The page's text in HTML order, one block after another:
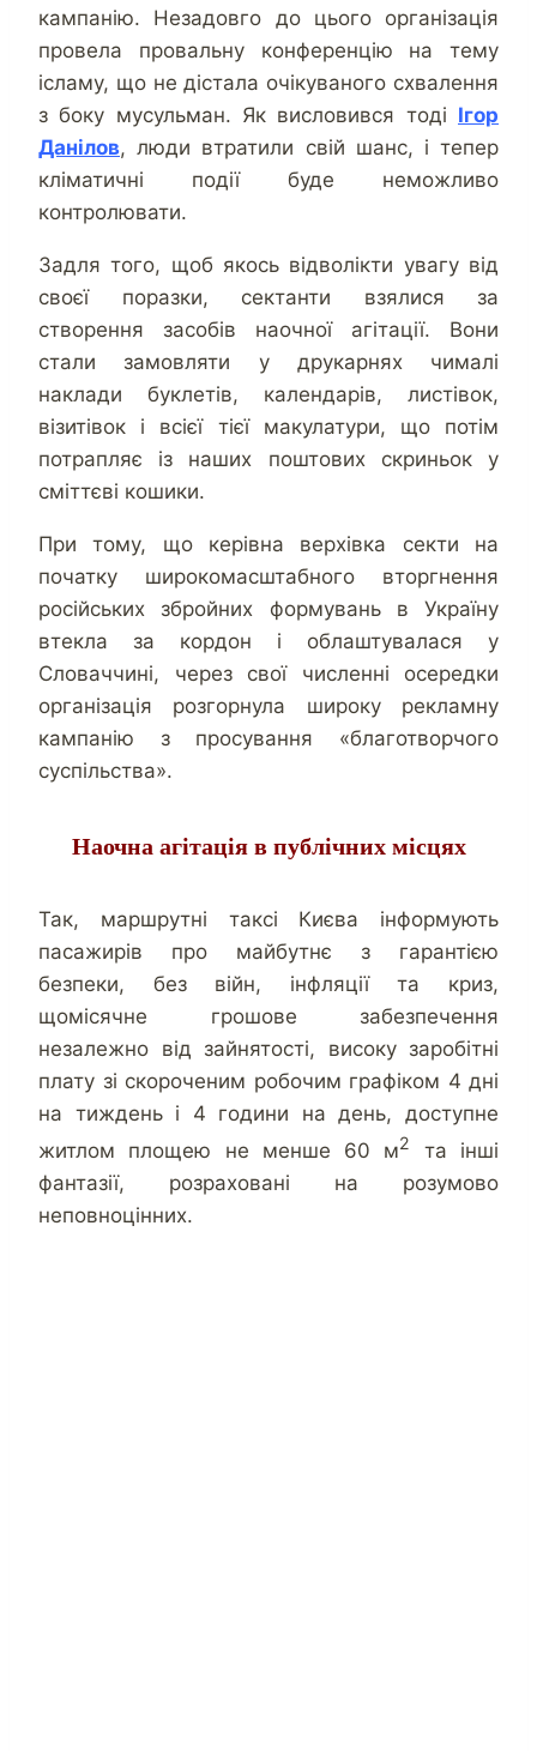
кампанію. Незадовго до цього організація
провела провальну конференцію на тему
ісламу, що не дістала очікуваного схвалення
з боку мусульман. Як висловився тоді Ігор
Данілов, люди втратили свій шанс, і тепер
кліматичні події буде неможливо
контролювати.
Задля того, щоб якось відволікти увагу від
своєї поразки, сектанти взялися за
створення засобів наочної агітації. Вони
стали замовляти у друкарнях чималі
наклади буклетів, календарів, листівок,
візитівок і всієї тієї макулатури, що потім
потрапляє із наших поштових скриньок у
сміттєві кошики.
При тому, що керівна верхівка секти на
початку широкомасштабного вторгнення
російських збройних формувань в Україну
втекла за кордон і облаштувалася у
Словаччині, через свої численні осередки
організація розгорнула широку рекламну
кампанію з просування «благотворчого
суспільства».
Наочна агітація в публічних місцях
Так, маршрутні таксі Києва інформують
пасажирів про майбутнє з гарантією
безпеки, без війн, інфляції та криз,
щомісячне грошове забезпечення
незалежно від зайнятості, високу заробітні
плату зі скороченим робочим графіком 4 дні
на тиждень і 4 години на день, доступне
житлом площею не менше 60 м2
та інші
фантазії, розраховані на розумово
неповноцінних.